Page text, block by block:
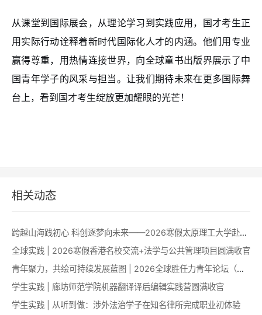
从课堂到国际展会，从理论学习到实践应用，国才考生正
用实际行动诠释着新时代国际化人才的内涵。他们用专业
赢得尊重，用热情连接世界，向全球童书出版界展示了中
国青年学子的风采与担当。让我们期待未来在更多国际舞
台上，看到国才考生绽放更加耀眼的光芒！
相关动态
跨越山海践初心 科创逐梦向未来——2026寒假太原理工大学赴澳科技创新能力提升项目圆满收官
全球实践 | 2026寒假香港名校交流+法学与公共管理项目圆满收官
青年聚力，共绘可持续发展蓝图 | 2026全球胜任力青年论坛（澳门）成功举办！
学生实践 | 廊坊师范学院机器翻译译后编辑实践营圆满收官
学生实践 | 从听到做：涉外法治学子在知名律所完成职业初体验